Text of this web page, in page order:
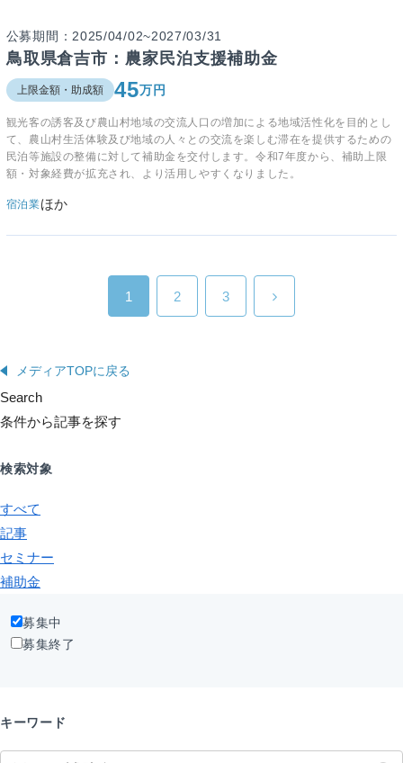
公募期間：2025/04/02~2027/03/31
鳥取県倉吉市：農家民泊支援補助金
上限金額・助成額 45万円
観光客の誘客及び農山村地域の交流人口の増加による地域活性化を目的とし
て、農山村生活体験及び地域の人々との交流を楽しむ滞在を提供するための
民泊等施設の整備に対して補助金を交付します。 令和7年度から、補助上限
額・対象経費が拡充され、より活用しやすくなりました。
宿泊業ほか
1 2 3
メディアTOPに戻る
Search
条件から記事を探す
検索対象
すべて
記事
セミナー
補助金
募集中
募集終了
キーワード